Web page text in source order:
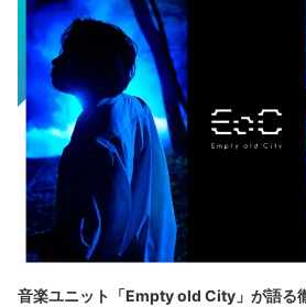
音楽ユニット「Empty old City」が語る